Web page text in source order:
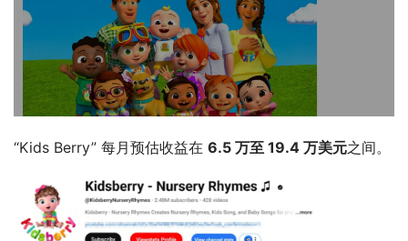
“Kids Berry” 每月预估收益在 6.5 万至 19.4 万美元之间。